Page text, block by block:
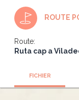
ROUTE
Route:
Ruta cap a
FICHIER